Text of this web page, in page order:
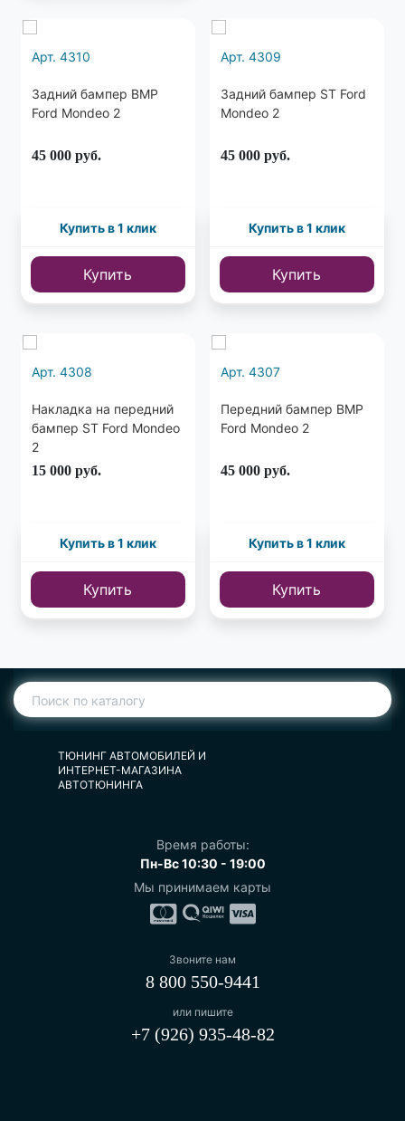
Арт. 4310
Задний бампер BMP
Ford Mondeo 2
45 000 руб.
Купить в 1 клик
Купить
Арт. 4309
Задний бампер ST Ford
Mondeo 2
45 000 руб.
Купить в 1 клик
Купить
Арт. 4308
Накладка на передний
бампер ST Ford Mondeo
2
15 000 руб.
Купить в 1 клик
Купить
Арт. 4307
Передний бампер BMP
Ford Mondeo 2
45 000 руб.
Купить в 1 клик
Купить
ТЮНИНГ АВТОМОБИЛЕЙ И
ИНТЕРНЕТ-МАГАЗИНА
АВТОТЮНИНГА
Время работы:
Пн-Вс 10:30 - 19:00
Мы принимаем карты
Звоните нам
8 800 550-9441
или пишите
+7 (926) 935-48-82